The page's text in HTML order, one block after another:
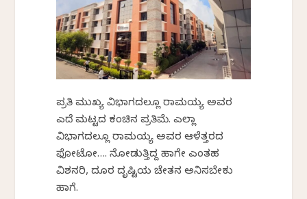
ಪ್ರತಿ ಮುಖ್ಯ ವಿಭಾಗದಲ್ಲೂ ರಾಮಯ್ಯ ಅವರ
ಎದೆ ಮಟ್ಟದ ಕಂಚಿನ ಪ್ರತಿಮೆ. ಎಲ್ಲಾ
ವಿಭಾಗದಲ್ಲೂ ರಾಮಯ್ಯ ಅವರ ಆಳೆತ್ತರದ
ಫೋಟೋ…. ನೋಡುತ್ತಿದ್ದ ಹಾಗೇ ಎಂತಹ
ವಿಶನರಿ, ದೂರ ದೃಷ್ಟಿಯ ಚೇತನ ಅನಿಸಬೇಕು
ಹಾಗೆ.